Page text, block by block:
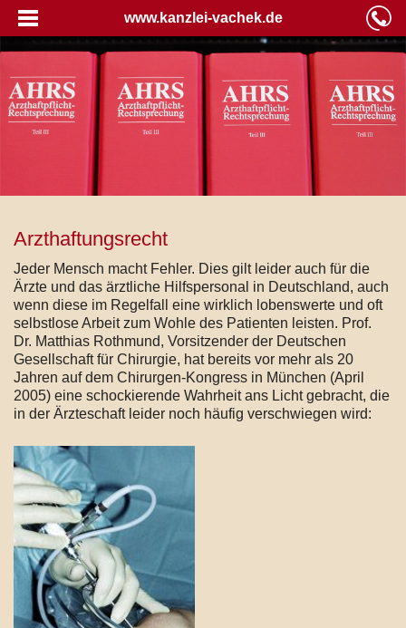
www.kanzlei-vachek.de
Arzthaftungsrecht
Jeder Mensch macht Fehler. Dies gilt leider auch für die
Ärzte und das ärztliche Hilfspersonal in Deutschland, auch
wenn diese im Regelfall eine wirklich lobenswerte und oft
selbstlose Arbeit zum Wohle des Patienten leisten. Prof.
Dr. Matthias Rothmund, Vorsitzender der Deutschen
Gesellschaft für Chirurgie, hat bereits vor mehr als 20
Jahren auf dem Chirurgen-Kongress in München (April
2005) eine schockierende Wahrheit ans Licht gebracht, die
in der Ärzteschaft leider noch häufig verschwiegen wird: